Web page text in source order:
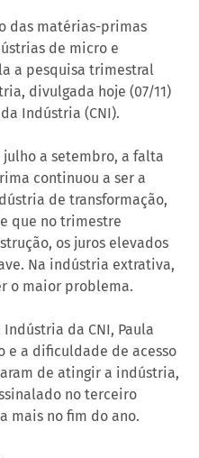
das matérias-primas
de micro e
a pesquisa trimestral
divulgada hoje (07/11)
Indústria (CNI).
a setembro, a falta
continuou a ser a
de transformação,
que no trimestre
os juros elevados
Na indústria extrativa,
o maior problema.
da CNI, Paula
e a dificuldade de acesso
de atingir a indústria,
no terceiro
mais no fim do ano.